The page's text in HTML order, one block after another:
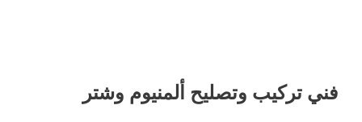
فني تركيب وتصليح ألمنيوم وشتر